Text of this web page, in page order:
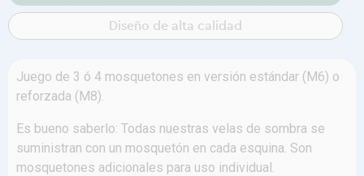
Diseño de alta calidad
Juego de 3 ó 4 mosquetones en versión estándar (M6) o
reforzada (M8).
Es bueno saberlo: Todas nuestras velas de sombra se
suministran con un mosquetón en cada esquina. Son
mosquetones adicionales para uso individual.